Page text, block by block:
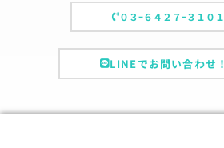
０３ｰ６４２７ｰ３１０１
LINEでお問い合わせ！